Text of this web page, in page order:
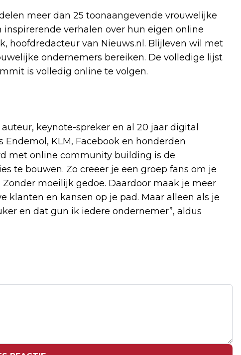
meer dan 25 toonaangevende vrouwelijke
verhalen over hun eigen online
hoofdredacteur van Nieuws.nl. Blijleven wil met
ondernemers bereiken. De volledige lijst
is volledig online te volgen.
keynote-spreker en al 20 jaar digital
KLM, Facebook en honderden
met online community building is de
te bouwen. Zo creëer je een groep fans om je
moeilijk gedoe. Daardoor maak je meer
en kansen op je pad. Maar alleen als je
en dat gun ik iedere ondernemer”, aldus
AEX HOUDT WINST VAST, AKZONOBEL